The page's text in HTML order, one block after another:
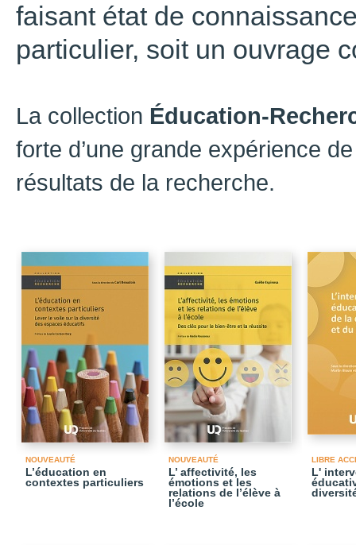
faisant état de
particulier, soit un ouvrage
La collection Éducation-
forte d’une grande expérience
résultats de la recherche.
NOUVEAUTÉ
L’éducation en
contextes particuliers
NOUVEAUTÉ
L’ affectivité, les
émotions et les
relations de l’élève à
l’école
LIBRE
L'